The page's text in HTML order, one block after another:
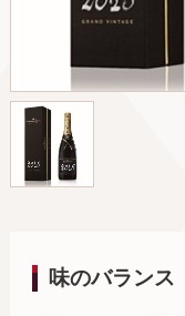
味のバランス